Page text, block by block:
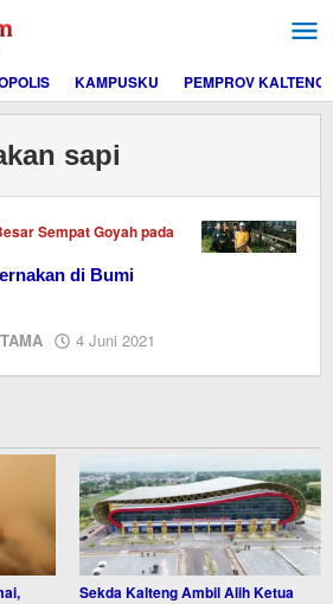
KAMPUSKU PEMPROV KALTENG
sapi
Sempat Goyah pada
di Bumi
4 Juni 2021
kaltengonline.com
Sekda Kalteng Ambil Alih Ketua